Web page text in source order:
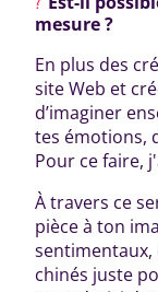
mesure ?
En plus des
site Web et
d’imaginer
tes émotions,
Pour ce faire,
À travers ce
pièce à ton
sentimentaux,
chinés juste